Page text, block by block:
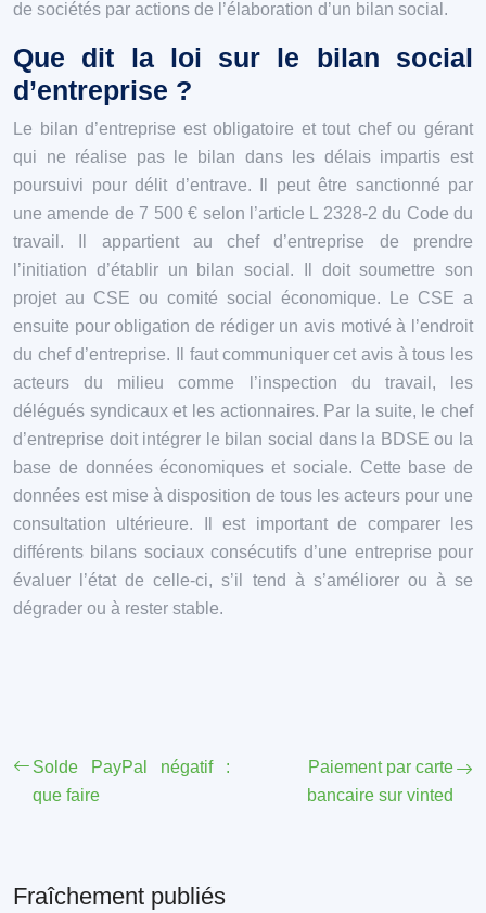
de sociétés par actions de l’élaboration d’un bilan social.
Que dit la loi sur le bilan social
d’entreprise ?
Le bilan d’entreprise est obligatoire et tout chef ou gérant
qui ne réalise pas le bilan dans les délais impartis est
poursuivi pour délit d’entrave. Il peut être sanctionné par
une amende de 7 500 € selon l’article L 2328-2 du Code du
travail. Il appartient au chef d’entreprise de prendre
l’initiation d’établir un bilan social. Il doit soumettre son
projet au CSE ou comité social économique. Le CSE a
ensuite pour obligation de rédiger un avis motivé à l’endroit
du chef d’entreprise. Il faut communiquer cet avis à tous les
acteurs du milieu comme l’inspection du travail, les
délégués syndicaux et les actionnaires. Par la suite, le chef
d’entreprise doit intégrer le bilan social dans la BDSE ou la
base de données économiques et sociale. Cette base de
données est mise à disposition de tous les acteurs pour une
consultation ultérieure. Il est important de comparer les
différents bilans sociaux consécutifs d’une entreprise pour
évaluer l’état de celle-ci, s’il tend à s’améliorer ou à se
dégrader ou à rester stable.
Solde PayPal négatif :
que faire
Paiement par carte
bancaire sur vinted
Fraîchement publiés